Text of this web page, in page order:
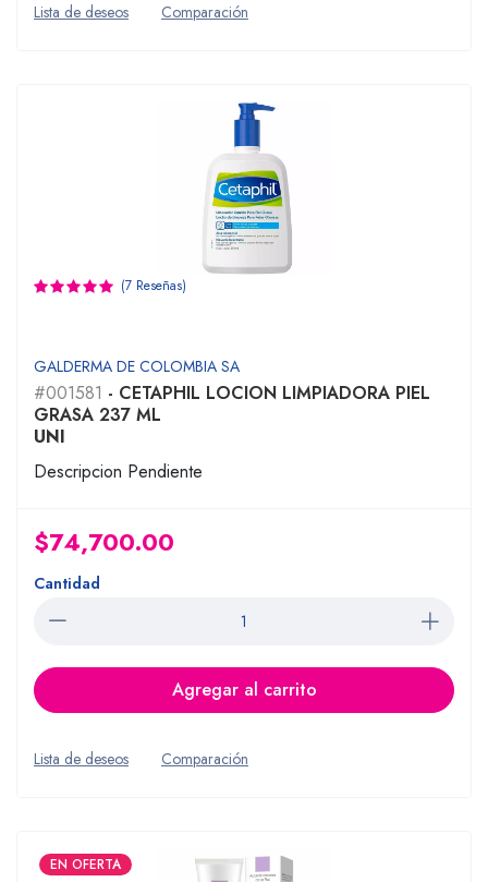
Lista de deseos Comparación
(7 Reseñas)
GALDERMA DE COLOMBIA SA
#001581 - CETAPHIL LOCION LIMPIADORA PIEL
GRASA 237 ML
UNI
Descripcion Pendiente
$74,700.00
Cantidad
Agregar al carrito
Lista de deseos Comparación
EN OFERTA